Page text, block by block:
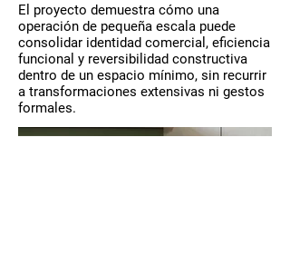
El proyecto demuestra cómo una
operación de pequeña escala puede
consolidar identidad comercial, eficiencia
funcional y reversibilidad constructiva
dentro de un espacio mínimo, sin recurrir
a transformaciones extensivas ni gestos
formales.